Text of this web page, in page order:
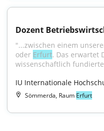
Dozent
"...zwischen einem
oder Erfurt. Das erwartet
wissenschaftlich
IU Internationale
Sömmerda, Raum Erfurt